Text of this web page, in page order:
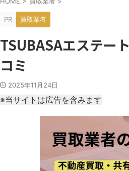
PR 買取業者
TSUBASAエステー
コミ
2025年11月24日
※当サイトは広告を含みます